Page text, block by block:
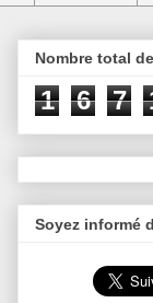
Nombre total
1 6 7
Soyez informé